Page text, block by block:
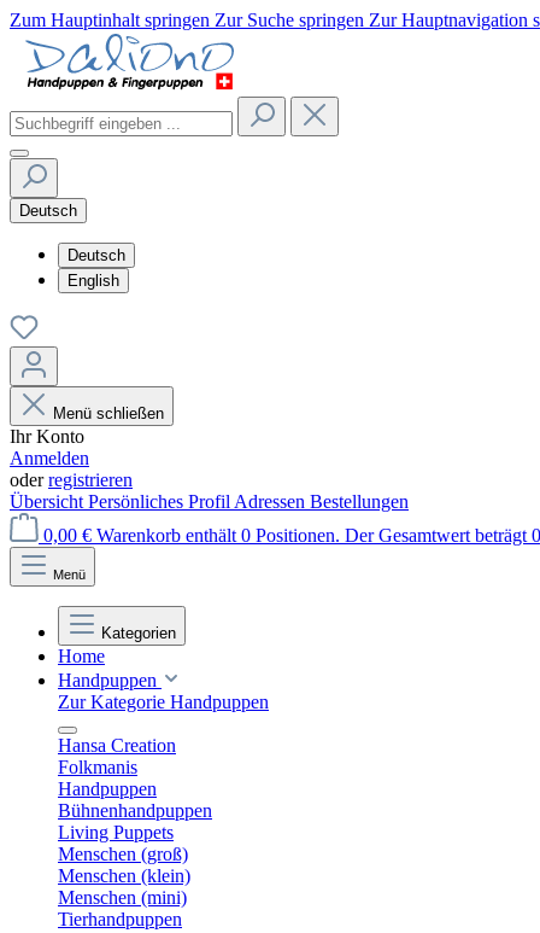
Zum Hauptinhalt springen Zur Suche springen Zur Hauptnavigation
Deutsch
Deutsch
English
Menü schließen
Ihr Konto
Anmelden
oderregistrieren
Übersicht Persönliches Profil Adressen Bestellungen
0,00 € Warenkorb enthält 0 Positionen. Der Gesamtwert beträgt
Menü
Kategorien
Home
Handpuppen
Zur Kategorie Handpuppen
Hansa Creation
Folkmanis
Handpuppen
Bühnenhandpuppen
Living Puppets
Menschen (groß)
Menschen (klein)
Menschen (mini)
Tierhandpuppen